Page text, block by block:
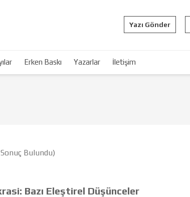
Yazı Gönder
Erken Baskı Yazarlar İletişim
Bulundu)
Bazı Eleştirel Düşünceler